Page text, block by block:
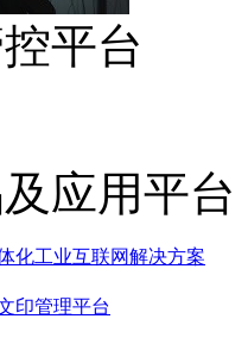
平台
应用平台
化工业互联网解决方案
印管理平台